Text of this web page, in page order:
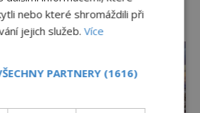
rákos pomáhal stavět
zapisovat první texty a
Tato skromná, ale
člověka už tisíce let.
jen jako obyčejnou kulisu
se však podívat […]
nebo které shromáždili při
jejich služeb.Více
PARTNERY (1616)